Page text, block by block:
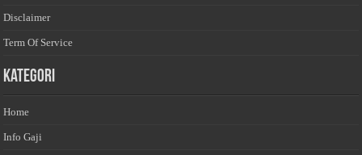
Disclaimer
Term Of Service
Kategori
Home
Info Gaji